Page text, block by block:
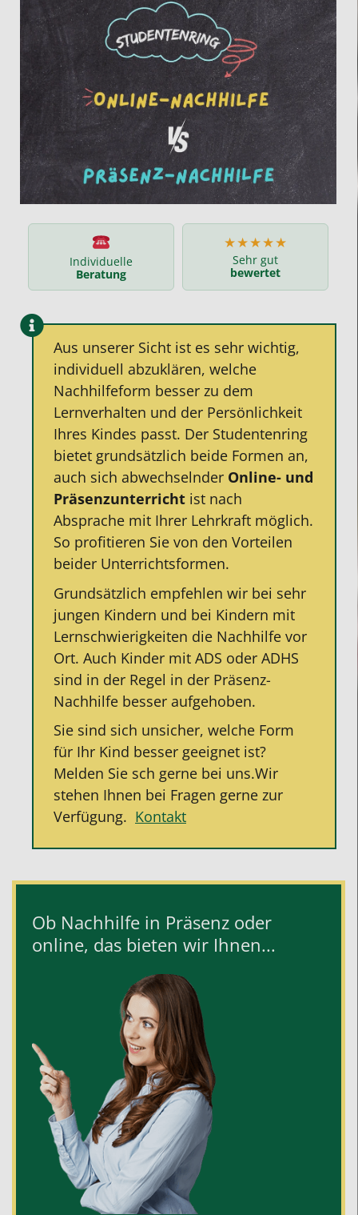
Individuelle
Beratung
★★★★★
Sehr gut
bewertet
Aus unserer Sicht ist es sehr wichtig,
individuell abzuklären, welche
Nachhilfeform besser zu dem
Lernverhalten und der Persönlichkeit
Ihres Kindes passt. Der Studentenring
bietet grundsätzlich beide Formen an,
auch sich abwechselnder Online- und
Präsenzunterricht ist nach
Absprache mit Ihrer Lehrkraft möglich.
So profitieren Sie von den Vorteilen
beider Unterrichtsformen.
Grundsätzlich empfehlen wir bei sehr
jungen Kindern und bei Kindern mit
Lernschwierigkeiten die Nachhilfe vor
Ort. Auch Kinder mit ADS oder ADHS
sind in der Regel in der Präsenz-
Nachhilfe besser aufgehoben.
Sie sind sich unsicher, welche Form
für Ihr Kind besser geeignet ist?
Melden Sie sch gerne bei uns.Wir
stehen Ihnen bei Fragen gerne zur
Verfügung. Kontakt
Ob Nachhilfe in Präsenz oder
online, das bieten wir Ihnen...